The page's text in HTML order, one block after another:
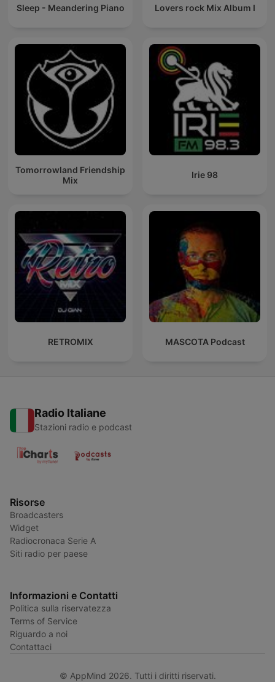
Sleep - Meandering Piano Lovers rock Mix Album I
Tomorrowland Friendship
Mix
Irie 98
RETROMIX MASCOTA Podcast
Radio Italiane
Stazioni radio e podcast
Risorse
Broadcasters
Widget
Radiocronaca Serie A
Siti radio per paese
Informazioni e Contatti
Politica sulla riservatezza
Terms of Service
Riguardo a noi
Contattaci
© AppMind 2026. Tutti i diritti riservati.